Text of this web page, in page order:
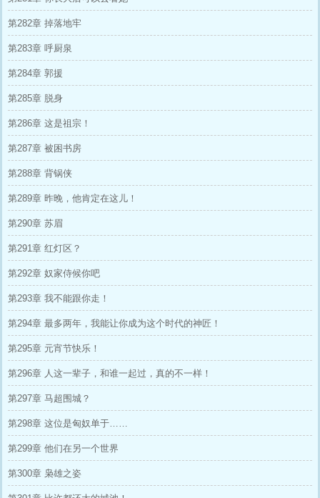
第282章 掉落地牢
第283章 呼厨泉
第284章 郭援
第285章 脱身
第286章 这是祖宗！
第287章 被困书房
第288章 背锅侠
第289章 昨晚，他肯定在这儿！
第290章 苏眉
第291章 红灯区？
第292章 奴家侍候你吧
第293章 我不能跟你走！
第294章 最多两年，我能让你成为这个时代的神匠！
第295章 元宵节快乐！
第296章 人这一辈子，和谁一起过，真的不一样！
第297章 马超围城？
第298章 这位是匈奴单于……
第299章 他们在另一个世界
第300章 枭雄之姿